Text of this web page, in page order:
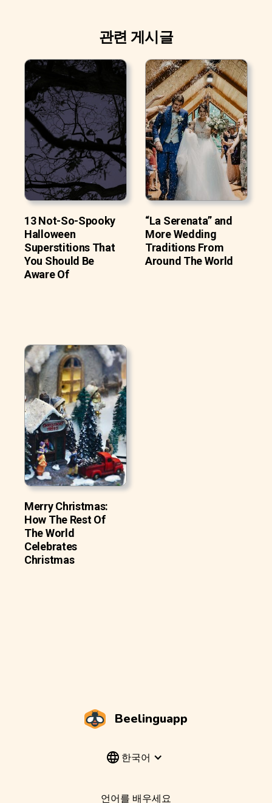
관련 게시글
13 Not-So-Spooky
Halloween
Superstitions That
You Should Be
Aware Of
“La Serenata” and
More Wedding
Traditions From
Around The World
Merry Christmas:
How The Rest Of
The World
Celebrates
Christmas
Beelinguapp
한국어
언어를 배우세요